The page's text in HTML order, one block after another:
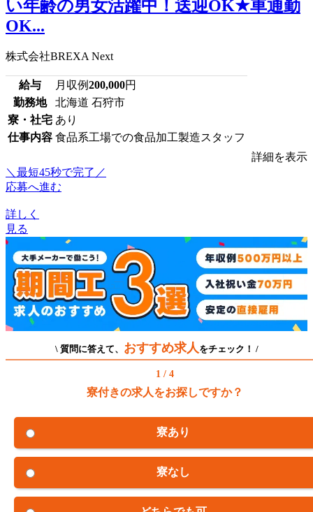
い年齢の男女活躍中！送迎OK★車通勤
OK...
株式会社BREXA Next
給与 月収例200,000円
勤務地
北海道 石狩市
寮・社宅 あり
仕事内容 食品系工場での食品加工製造スタッフ
詳細を表示
＼最短45秒で完了／
応募へ進む
詳しく
見る
\ 質問に答えて、 おすすめ求人 をチェック！ /
1 / 4
寮付きの求人をお探しですか？
寮あり
寮なし